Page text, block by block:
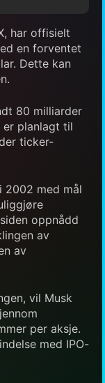
har offisielt
en forventet
Dette kan
80 milliarder
er planlagt til
ticker-
2002 med mål
oppnådd
av
av
vil Musk
per aksje.
med IPO-